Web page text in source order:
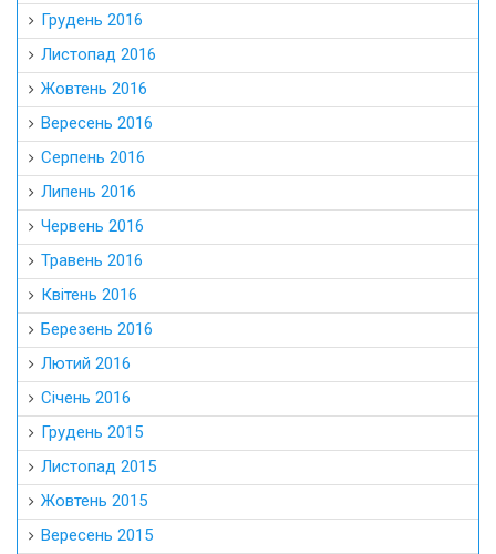
Грудень 2016
Листопад 2016
Жовтень 2016
Вересень 2016
Серпень 2016
Липень 2016
Червень 2016
Травень 2016
Квітень 2016
Березень 2016
Лютий 2016
Січень 2016
Грудень 2015
Листопад 2015
Жовтень 2015
Вересень 2015